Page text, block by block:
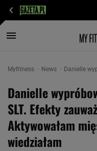
Myfitness News Danielle
Danielle
SLT. Efekty
Aktywowałam
wiedziałam